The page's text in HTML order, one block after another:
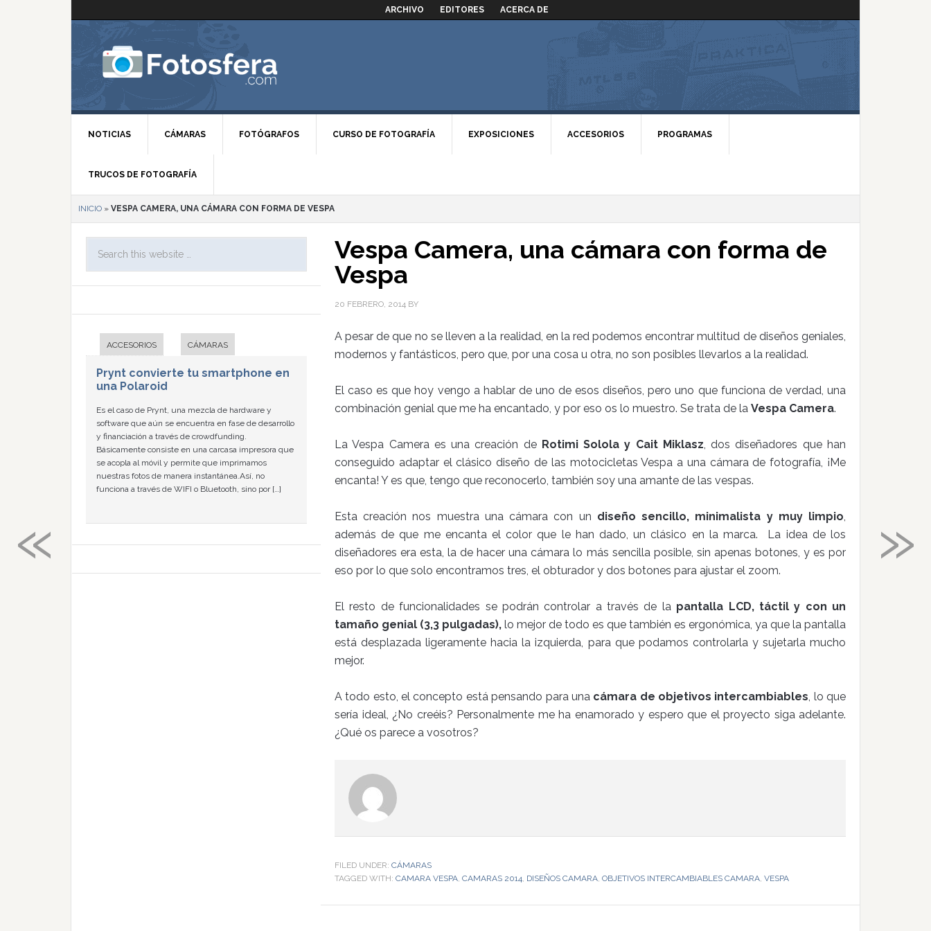
ARCHIVO EDITORES ACERCA DE
NOTICIAS CÁMARAS FOTÓGRAFOS CURSO DE FOTOGRAFÍA EXPOSICIONES ACCESORIOS PROGRAMAS
TRUCOS DE FOTOGRAFÍA
INICIO » VESPA CAMERA, UNA CÁMARA CON FORMA DE VESPA
Vespa Camera, una cámara con forma de
Vespa
20 FEBRERO, 2014 BY
A pesar de que no se lleven a la realidad, en la red podemos encontrar multitud de diseños geniales,
modernos y fantásticos, pero que, por una cosa u otra, no son posibles llevarlos a la realidad.
El caso es que hoy vengo a hablar de uno de esos diseños, pero uno que funciona de verdad, una
combinación genial que me ha encantado, y por eso os lo muestro. Se trata de la Vespa Camera.
La Vespa Camera es una creación de Rotimi Solola y Cait Miklasz, dos diseñadores que han
conseguido adaptar el clásico diseño de las motocicletas Vespa a una cámara de fotografía, ¡Me
encanta! Y es que, tengo que reconocerlo, también soy una amante de las vespas.
Esta creación nos muestra una cámara con un diseño sencillo, minimalista y muy limpio,
además de que me encanta el color que le han dado, un clásico en la marca. La idea de los
diseñadores era esta, la de hacer una cámara lo más sencilla posible, sin apenas botones, y es por
eso por lo que solo encontramos tres, el obturador y dos botones para ajustar el zoom.
El resto de funcionalidades se podrán controlar a través de la pantalla LCD, táctil y con un
tamaño genial (3,3 pulgadas), lo mejor de todo es que también es ergonómica, ya que la pantalla
está desplazada ligeramente hacia la izquierda, para que podamos controlarla y sujetarla mucho
mejor.
A todo esto, el concepto está pensando para una cámara de objetivos intercambiables, lo que
sería ideal, ¿No creéis? Personalmente me ha enamorado y espero que el proyecto siga adelante.
¿Qué os parece a vosotros?
FILED UNDER: CÁMARAS
TAGGED WITH: CAMARA VESPA, CAMARAS 2014, DISEÑOS CAMARA, OBJETIVOS INTERCAMBIABLES CAMARA, VESPA
ACCESORIOS CÁMARAS
Prynt convierte tu smartphone en
una Polaroid
Es el caso de Prynt, una mezcla de hardware y
software que aún se encuentra en fase de desarrollo
y financiación a través de crowdfunding.
Básicamente consiste en una carcasa impresora que
se acopla al móvil y permite que imprimamos
nuestras fotos de manera instantánea.Así, no
funciona a través de WIFI o Bluetooth, sino por […]
»
«